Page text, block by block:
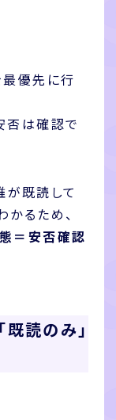
最優先に行
否は確認で
既読して
るため、
＝安否確認
読のみ」